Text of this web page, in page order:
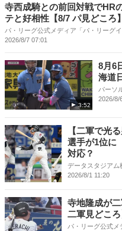
寺西成騎との前回対戦でHR
テと好相性【8/7 パ見どころ】
パ・リーグ公式メディア「パ・リーグイ
2026/8/7 07:01
3:52
8月6
海道
パーソ
2026/8/
【二軍で光
選手が1位に
対応？
データスタジアム
2026/8/1 11:20
寺地隆成が
二軍見どころ
パ・リーグ公式メ